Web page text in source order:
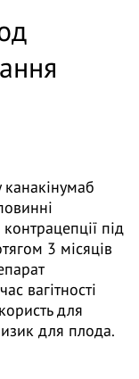
під
3 місяців
вагітності
для
для плода.